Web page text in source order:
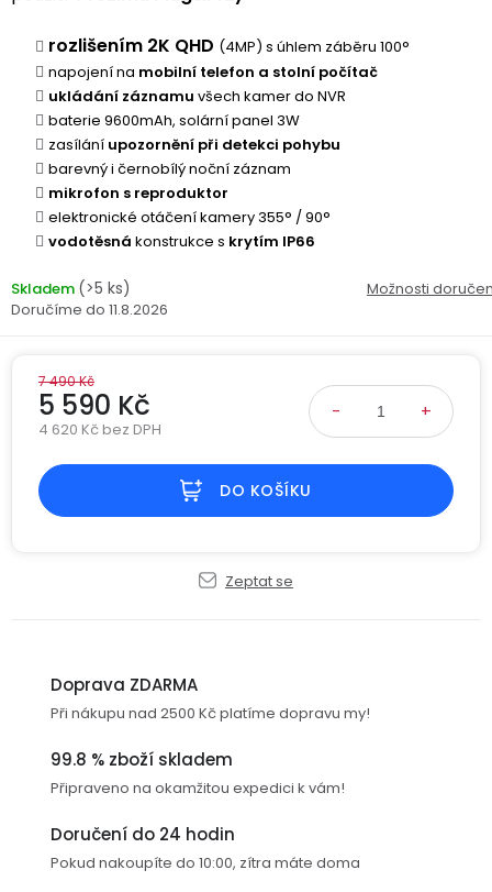
se
2
bateriemi
Sada
se
3
bateriemi
Náhradní
díly
Příslušenství
kamerám
úložiště
Paměťové
karty
Externí
SSD
Napájecí
kabely
USB-
A
USB-
C
A
/
mini
USB
USB-
C
USB-
C
Esenciální
oleje
Doplňkové
služby
Značky
ANRAN
rozlišením 2K QHD (4MP) s úhlem záběru 100°
napojení na mobilní telefon a stolní počítač
ukládání záznamu všech kamer do NVR
baterie 9600mAh, solární panel 3W
zasílání upozornění při detekci pohybu
barevný i černobílý noční záznam
mikrofon s reproduktor
elektronické otáčení kamery 355° / 90°
vodotěsná konstrukce s krytím IP66
Skladem (>5 ks)
11.8.2026
Možnosti
7 490 Kč
5 590 Kč
4 620 Kč bez DPH
DO KOŠÍKU
Zeptat se
Doprava ZDARMA
Při nákupu nad 2500 Kč platíme dopravu my!
99.8 % zboží skladem
Připraveno na okamžitou expedici k vám!
Doručení do 24 hodin
Pokud nakoupíte do 10:00, zítra máte doma